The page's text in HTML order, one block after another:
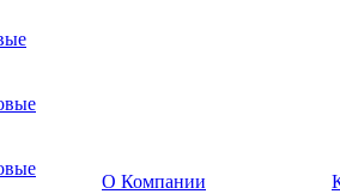
О Компании